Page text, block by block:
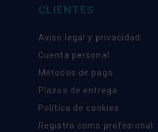
CLIENTES
Aviso legal y privacidad
Cuenta personal
Métodos de pago
Plazos de entrega
Política de cookies
Registro como profesional